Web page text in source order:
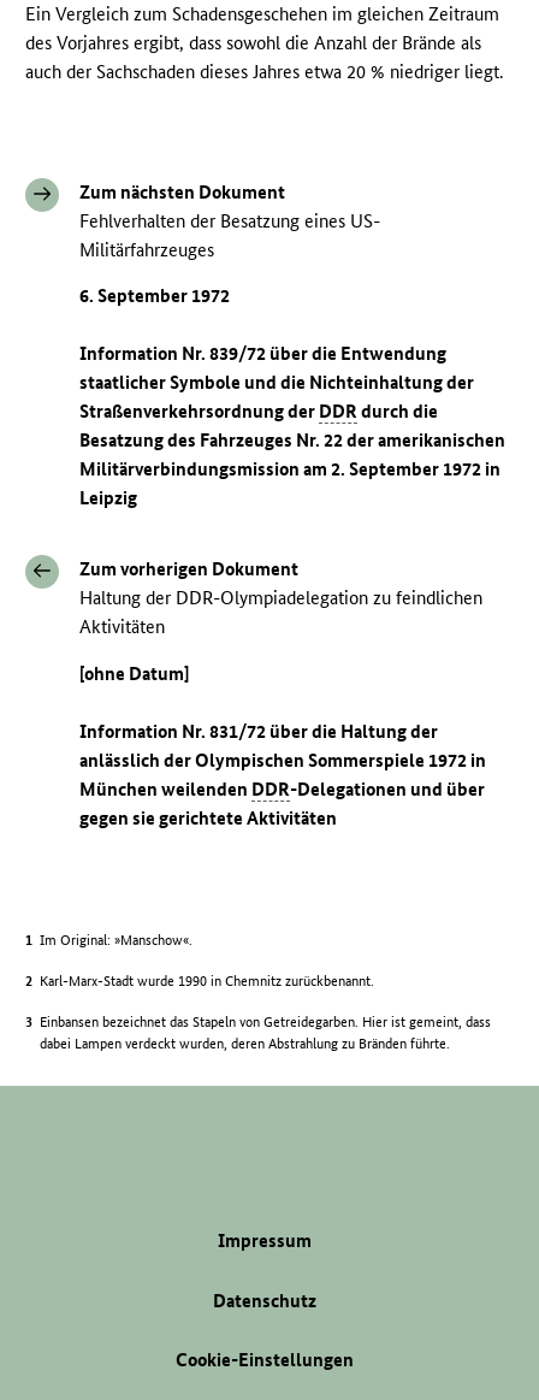
Ein Vergleich zum Schadensgeschehen im gleichen Zeitraum
des Vorjahres ergibt, dass sowohl die Anzahl der Brände als
auch der Sachschaden dieses Jahres etwa 20 % niedriger liegt.
Zum nächsten Dokument
Fehlverhalten der Besatzung eines US-
Militärfahrzeuges
6. September 1972
Information Nr. 839/72 über die Entwendung
staatlicher Symbole und die Nichteinhaltung der
Straßenverkehrsordnung der DDRdurch die
Besatzung des Fahrzeuges Nr. 22 der amerikanischen
Militärverbindungsmission am 2. September 1972 in
Leipzig
Zum vorherigen Dokument
Haltung der DDR-Olympiadelegation zu feindlichen
Aktivitäten
[ohne Datum]
Information Nr. 831/72 über die Haltung der
anlässlich der Olympischen Sommerspiele 1972 in
München weilenden DDR-Delegationen und über
gegen sie gerichtete Aktivitäten
Im Original: »Manschow«.
Karl-Marx-Stadt wurde 1990 in Chemnitz zurückbenannt.
Einbansen bezeichnet das Stapeln von Getreidegarben. Hier ist gemeint, dass
dabei Lampen verdeckt wurden, deren Abstrahlung zu Bränden führte.
Impressum
Datenschutz
Cookie-Einstellungen